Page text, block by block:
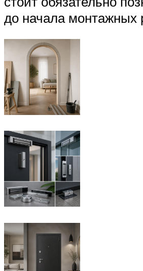
до начала монтажных